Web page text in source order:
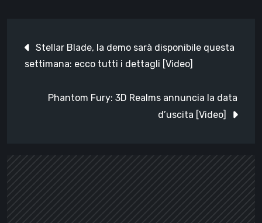
articoli
Stellar Blade, la demo sarà disponibile questa
settimana: ecco tutti i dettagli [Video]
Phantom Fury: 3D Realms annuncia la data
d’uscita [Video]